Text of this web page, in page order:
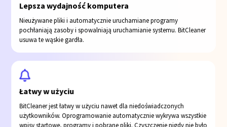
Lepsza wydajność komputera
Nieużywane pliki i automatycznie uruchamiane programy
pochłaniają zasoby i spowalniają uruchamianie systemu. BitCleaner
usuwa te wąskie gardła.
Łatwy w użyciu
BitCleaner jest łatwy w użyciu nawet dla niedoświadczonych
użytkowników. Oprogramowanie automatycznie wykrywa wszystkie
wpisy startowe, programy i pobrane pliki. Czyszczenie nigdy nie było